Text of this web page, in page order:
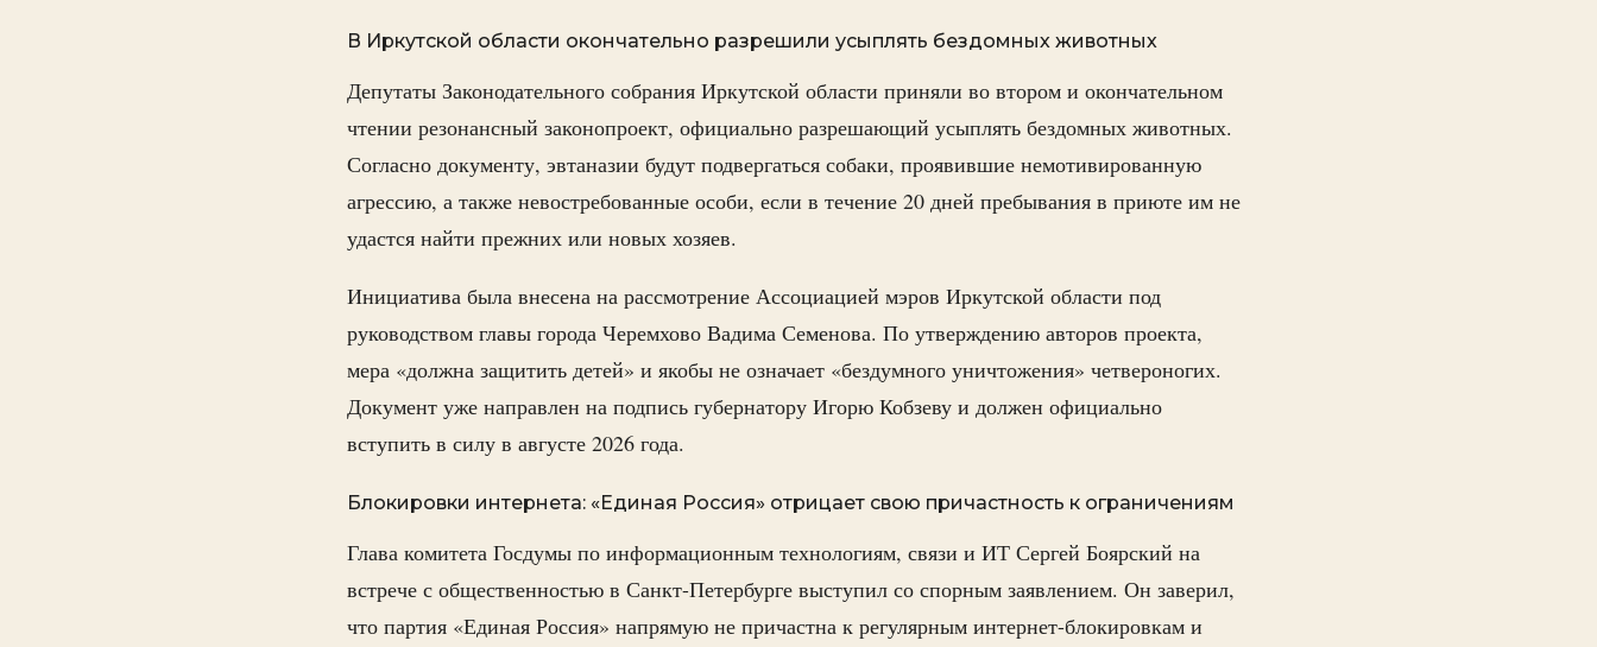
В Иркутской области окончательно разрешили усыплять бездомных животных
Депутаты Законодательного собрания Иркутской области приняли во втором и окончательном
чтении резонансный законопроект, официально разрешающий усыплять бездомных животных.
Согласно документу, эвтаназии будут подвергаться собаки, проявившие немотивированную
агрессию, а также невостребованные особи, если в течение 20 дней пребывания в приюте им не
удастся найти прежних или новых хозяев.
Инициатива была внесена на рассмотрение Ассоциацией мэров Иркутской области под
руководством главы города Черемхово Вадима Семенова. По утверждению авторов проекта,
мера «должна защитить детей» и якобы не означает «бездумного уничтожения» четвероногих.
Документ уже направлен на подпись губернатору Игорю Кобзеву и должен официально
вступить в силу в августе 2026 года.
Блокировки интернета: «Единая Россия» отрицает свою причастность к ограничениям
Глава комитета Госдумы по информационным технологиям, связи и ИТ Сергей Боярский на
встрече с общественностью в Санкт-Петербурге выступил со спорным заявлением. Он заверил,
что партия «Единая Россия» напрямую не причастна к регулярным интернет-блокировкам и